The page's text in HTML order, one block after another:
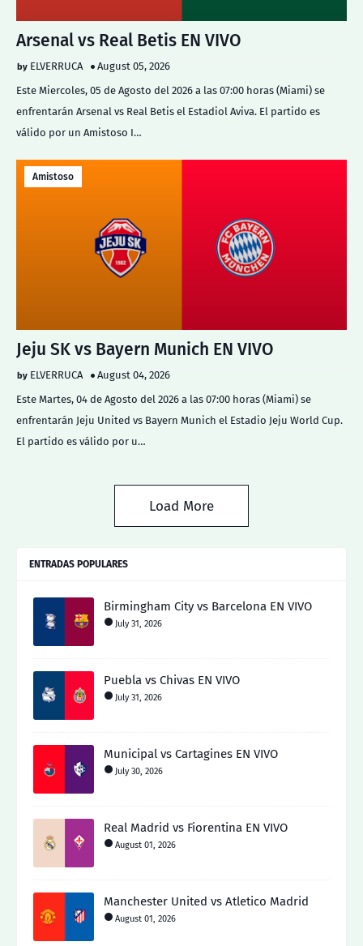
Arsenal vs Real Betis EN VIVO
ELVERRUCA
August 05, 2026
Este Miercoles, 05 de Agosto del 2026 a las 07:00 horas (Miami) se
enfrentarán Arsenal vs Real Betis el Estadiol Aviva. El partido es
válido por un Amistoso I…
Amistoso
Jeju SK vs Bayern Munich EN VIVO
ELVERRUCA
August 04, 2026
Este Martes, 04 de Agosto del 2026 a las 07:00 horas (Miami) se
enfrentarán Jeju United vs Bayern Munich el Estadio Jeju World Cup.
El partido es válido por u…
Load More
ENTRADAS POPULARES
Birmingham City vs Barcelona EN VIVO
July 31, 2026
Puebla vs Chivas EN VIVO
July 31, 2026
Municipal vs Cartagines EN VIVO
July 30, 2026
Real Madrid vs Fiorentina EN VIVO
August 01, 2026
Manchester United vs Atletico Madrid
August 01, 2026